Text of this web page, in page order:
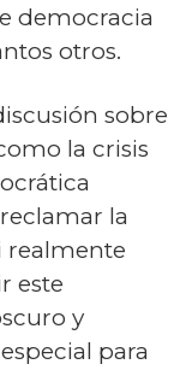
democracia
otros.
sobre
la crisis
la
realmente
este
y
para